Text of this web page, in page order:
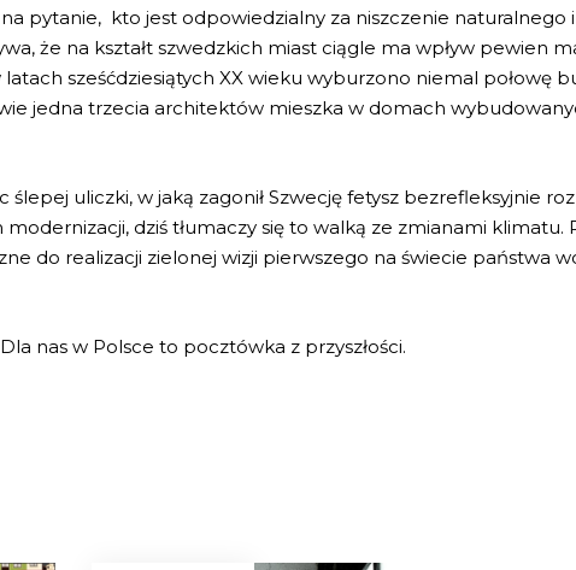
pytanie, kto jest odpowiedzialny za niszczenie naturalnego
że na kształt szwedzkich miast ciągle ma wpływ pewien
sześćdziesiątych XX wieku wyburzono niemal połowę
jedna trzecia architektów mieszka w domach
uliczki, w jaką zagonił Szwecję fetysz bezrefleksyjnie
dziś tłumaczy się to walką ze zmianami klimatu.
do realizacji zielonej wizji pierwszego na świecie państwa
nas w Polsce to pocztówka z przyszłości.